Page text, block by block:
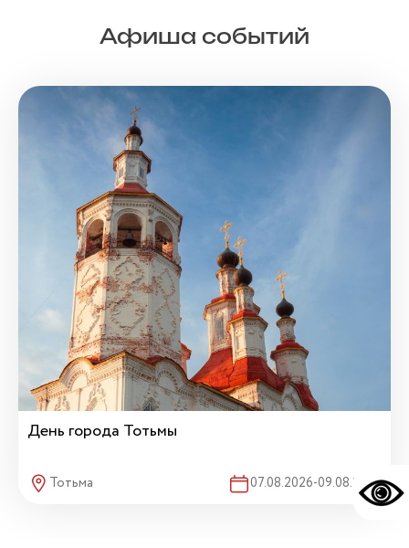
Афиша событий
День города Тотьмы
Тотьма 07.08.2026-09.08.2026